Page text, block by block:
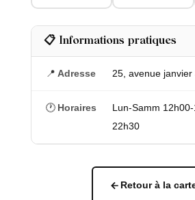
📋 Informations pratiques
📍 Adresse 25, avenue
🕐 Horaires
Lun-Samm
22h30
Retour à la